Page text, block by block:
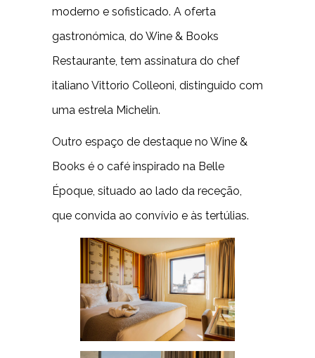
moderno e sofisticado. A oferta
gastronómica, do Wine & Books
Restaurante, tem assinatura do chef
italiano Vittorio Colleoni, distinguido com
uma estrela Michelin.
Outro espaço de destaque no Wine &
Books é o café inspirado na Belle
Époque, situado ao lado da receção,
que convida ao convívio e às tertúlias.